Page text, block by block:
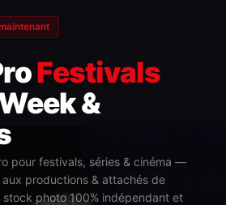
Festivals
&
pour festivals, séries & cinéma —
productions & attachés de
photo 100% indépendant et